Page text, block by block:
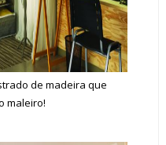
de madeira que
maleiro!